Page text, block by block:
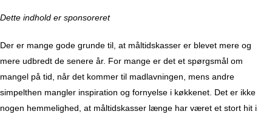
Dette indhold er sponsoreret
Der er mange gode grunde til, at måltidskasser er blevet mere og
mere udbredt de senere år. For mange er det et spørgsmål om
mangel på tid, når det kommer til madlavningen, mens andre
simpelthen mangler inspiration og fornyelse i køkkenet. Det er ikke
nogen hemmelighed, at måltidskasser længe har været et stort hit i